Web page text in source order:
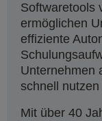
Softwaretools
ermöglichen
effiziente
Unternehmen
schnell
Mit über 40